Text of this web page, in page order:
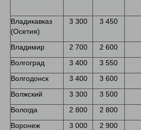
Владикавказ
(Осетия)
3 300 3 450
Владимир 2 700 2 600
Волгоград
3 400 3 550
Волгодонск
3 400 3 600
Волжский
3 300 3 500
Вологда
2 800 2 800
Воронеж
3 000 2 900